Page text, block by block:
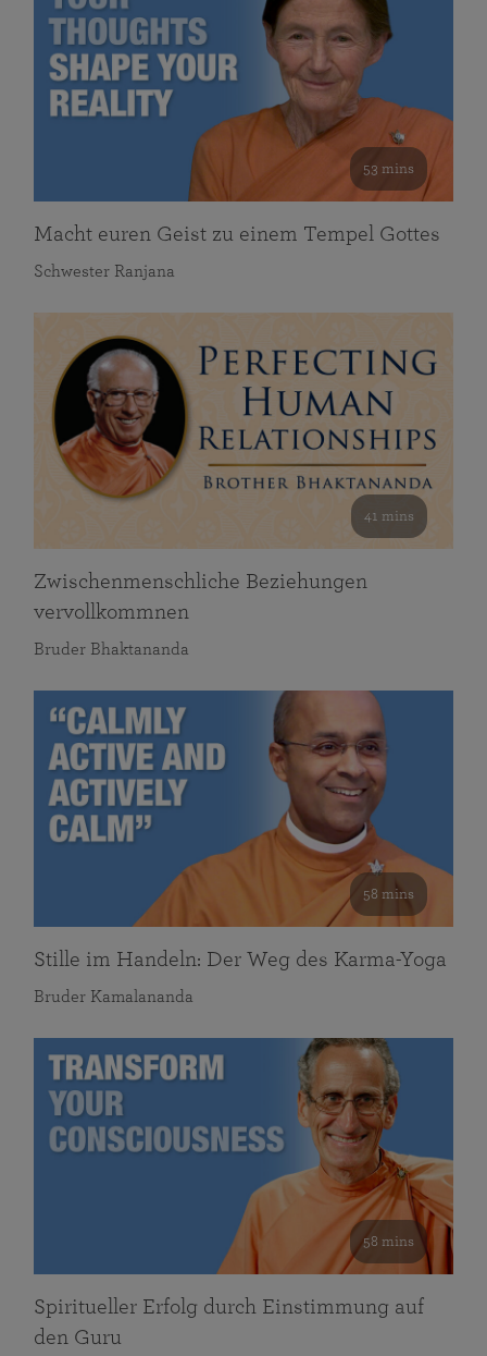
53 mins
Macht euren Geist zu einem Tempel Gottes
Schwester Ranjana
41 mins
Zwischenmenschliche Beziehungen
vervollkommnen
Bruder Bhaktananda
58 mins
Stille im Handeln: Der Weg des Karma-Yoga
Bruder Kamalananda
58 mins
Spiritueller Erfolg durch Einstimmung auf
den Guru